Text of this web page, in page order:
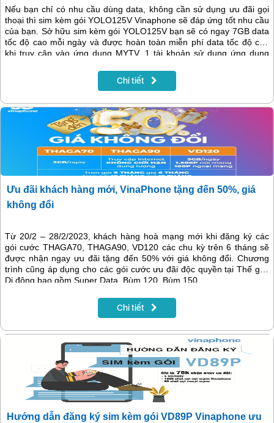
Nếu bạn chỉ có nhu cầu dùng data, không cần sử dụng ưu đãi gọi
thoại thì sim kèm gói YOLO125V Vinaphone sẽ đáp ứng tốt nhu cầu
của bạn. Sở hữu sim kèm gói YOLO125V bạn sẽ có ngay 7GB data
tốc độ cao mỗi ngày và được hoàn toàn miễn phí data tốc độ cao
khi truy cập vào ứng dụng MYTV, 1 tài khoản sử dụng ứng dụng
Chi tiết
Ưu đãi khách hàng mới, VinaPhone tặng đến 50%, giá
không đổi
Từ 20/2 – 28/2/2023, khách hàng hoà mạng mới khi đăng ký các
gói cước THAGA70, THAGA90, VD120 các chu kỳ trên 6 tháng sẽ
được nhận ngay ưu đãi tặng đến 50% với giá không đổi. Chương
trình cũng áp dụng cho các gói cước ưu đãi độc quyền tại Thế giới
Di động bao gồm Super Data, Bùm 120, Bùm 150.
Chi tiết
Hướng dẫn đăng ký sim kèm gói VD89P Vinaphone ưu